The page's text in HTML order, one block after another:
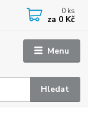
Menu
Hledat
0 ks
za 0 Kč